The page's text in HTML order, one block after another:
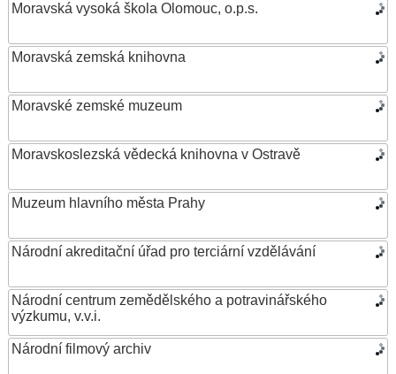
Moravská vysoká škola Olomouc, o.p.s.
Moravská zemská knihovna
Moravské zemské muzeum
Moravskoslezská vědecká knihovna v Ostravě
Muzeum hlavního města Prahy
Národní akreditační úřad pro terciární vzdělávání
Národní centrum zemědělského a potravinářského
výzkumu, v.v.i.
Národní filmový archiv